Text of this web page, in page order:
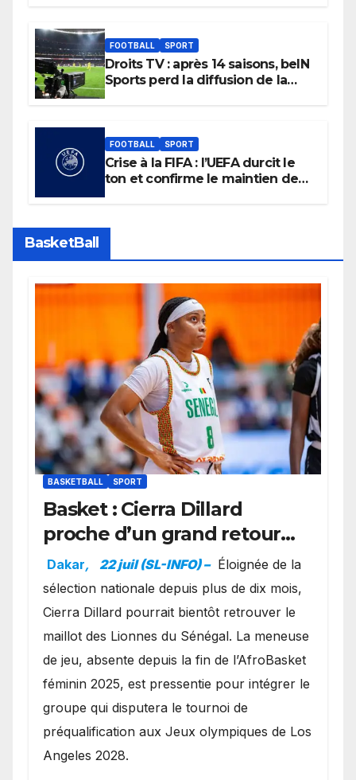
FOOTBALL SPORT
Droits TV : après 14 saisons, beIN
Sports perd la diffusion de la
FOOTBALL SPORT
Crise à la FIFA : l’UEFA durcit le
ton et confirme le maintien de
BasketBall
BASKETBALL SPORT
Basket : Cierra Dillard
proche d’un grand retour
avec les Lionnes ?
Dakar, 22 juil (SL-INFO) – Éloignée de la
sélection nationale depuis plus de dix mois,
Cierra Dillard pourrait bientôt retrouver le
maillot des Lionnes du Sénégal. La meneuse
de jeu, absente depuis la fin de l’AfroBasket
féminin 2025, est pressentie pour intégrer le
groupe qui disputera le tournoi de
préqualification aux Jeux olympiques de Los
Angeles 2028.